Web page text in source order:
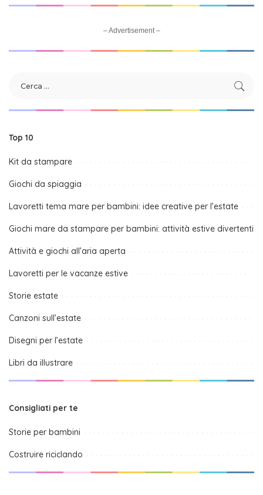
– Advertisement –
Top 10
Kit da stampare
Giochi da spiaggia
Lavoretti tema mare per bambini: idee creative per l’estate
Giochi mare da stampare per bambini: attività estive divertenti
Attività e giochi all’aria aperta
Lavoretti per le vacanze estive
Storie estate
Canzoni sull’estate
Disegni per l’estate
Libri da illustrare
Consigliati per te
Storie per bambini
Costruire riciclando